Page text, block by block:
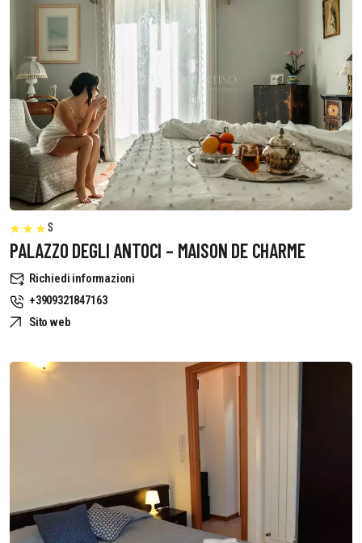
S
PALAZZO DEGLI ANTOCI – MAISON DE CHARME
Richiedi informazioni
+3909321847163
Sito web